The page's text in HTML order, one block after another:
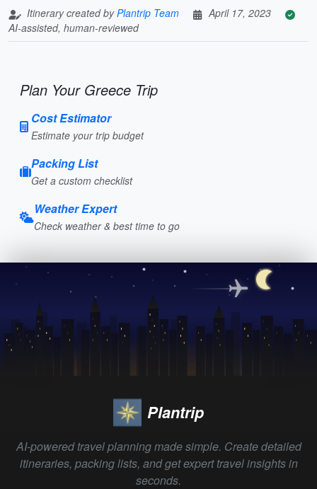
Itinerary created byPlantrip Team
April 17, 2023
AI-assisted, human-reviewed
Plan Your Greece Trip
Cost Estimator
Estimate your trip budget
Packing List
Get a custom checklist
Weather Expert
Check weather & best time to go
Plantrip
AI-powered travel planning made simple. Create detailed
itineraries, packing lists, and get expert travel insights in
seconds.